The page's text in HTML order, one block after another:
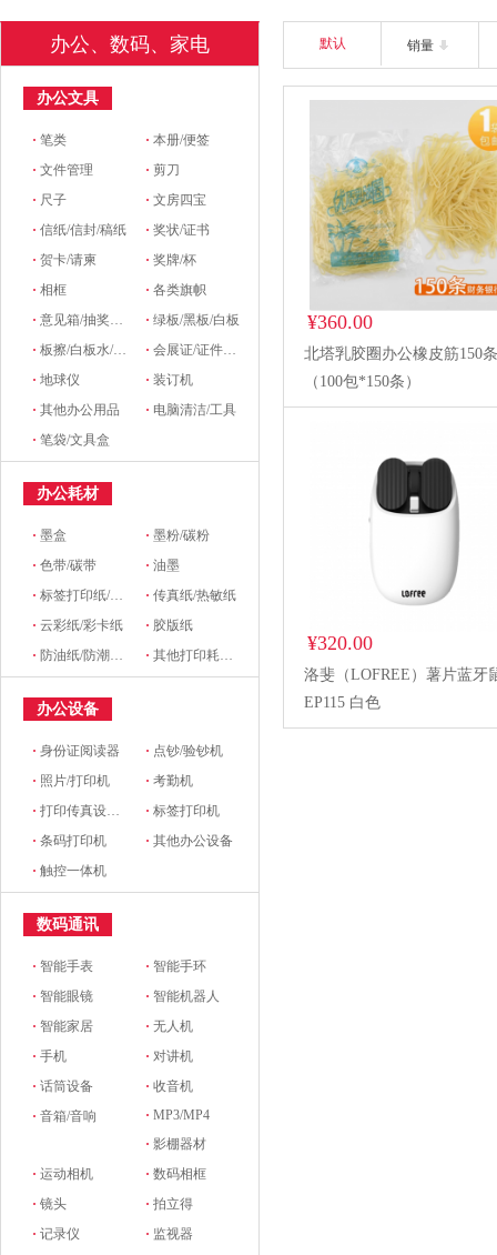
办公、数码、家电
办公文具
·笔类 ·本册/便签
·文件管理 ·剪刀
· 尺子 ·文房四宝
·信纸/信封/稿纸 ·奖状/证书
·贺卡/请柬 ·奖牌/杯
·相框 ·各类旗帜
·意见箱/抽奖箱/信件箱 ·绿板/黑板/白板
·板擦/白板水/磁粒/磁吸 ·会展证/证件卡/卡套挂绳/席位牌
·地球仪 ·装订机
·其他办公用品 · 电脑清洁/工具
·笔袋/文具盒
办公耗材
·墨盒 ·墨粉/碳粉
·色带/碳带 ·油墨
·标签打印纸/条码纸/收银纸 ·传真纸/热敏纸
·云彩纸/彩卡纸 · 胶版纸
· 防油纸/防潮纸/淋膜纸/硅油纸 ·其他打印耗材及附件
办公设备
·身份证阅读器 · 点钞/验钞机
· 照片/打印机 ·考勤机
·打印传真设备配件 ·标签打印机
·条码打印机 ·其他办公设备
·触控一体机
数码通讯
·智能手表 ·智能手环
·智能眼镜 ·智能机器人
·智能家居 ·无人机
·手机 ·对讲机
·话筒设备 ·收音机
·音箱/音响 ·MP3/MP4
·影棚器材
·运动相机 ·数码相框
·镜头 ·拍立得
·记录仪 · 监视器
默认 销量
¥360.00
北塔乳胶圈办公橡皮筋150
（100包*150条）
¥320.00
洛斐（LOFREE）薯片蓝牙
EP115 白色